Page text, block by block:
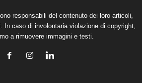
responsabili del contenuto dei loro articoli,
In caso di involontaria violazione di copyright,
a rimuovere immagini e testi.